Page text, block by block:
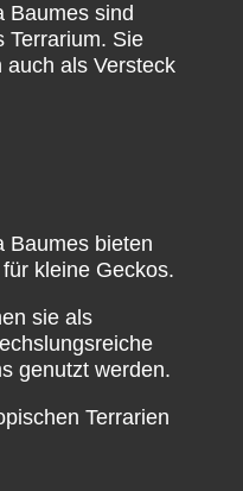
Baumes sind
Terrarium. Sie
auch als Versteck
Baumes bieten
kleine Geckos.
sie als
genutzt werden.
Terrarien